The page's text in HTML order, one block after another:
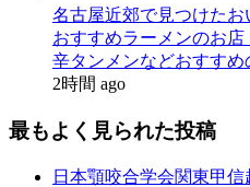
名古屋近郊で見つけた
おすすめラーメンのお
辛タンメンなどおすす
2時間 ago
最もよく見られた投稿
日本顎咬合学会関東甲